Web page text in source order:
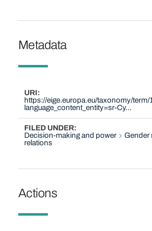
Metadata
URI
https://eige.europa.eu/taxonomy/term/
language_content_entity=sr-Cy…
FILED UNDER
Decision-making and power
Gender
relations
Actions